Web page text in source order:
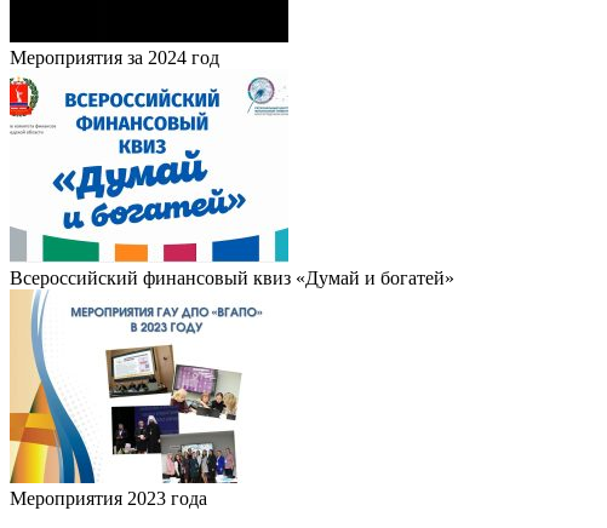
Мероприятия за 2024 год
Всероссийский финансовый квиз «Думай и богатей»
Мероприятия 2023 года